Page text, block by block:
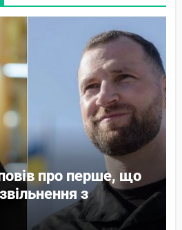
про перше, що
з